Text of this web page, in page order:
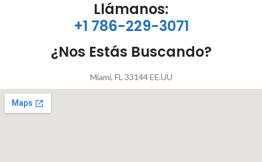
Llámanos:
+1 786-229-3071
¿Nos Estás Buscando?
Miami, FL 33144 EE.UU